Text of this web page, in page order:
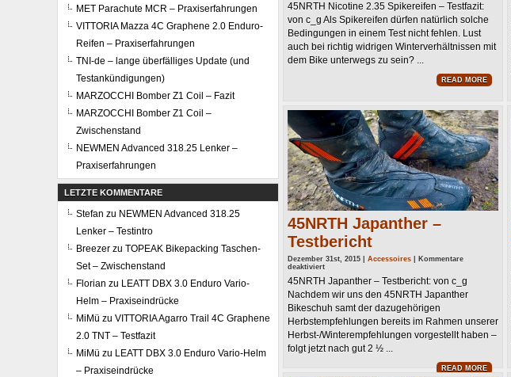
MET Parachute MCR – Praxiserfahrungen
VITTORIA Mazza 4C Graphene 2.0 Enduro-
Reifen – Praxiserfahrungen
TNI-de – lange überfälliges Update (und
Testankündigungen)
MARZOCCHI Bomber Z1 Coil – Fazit
MARZOCCHI Bomber Z1 Coil –
Zwischenstand
NEWMEN Advanced 318.25 Lenker –
Praxiserfahrungen
LETZTE KOMMENTARE
Stefan zu NEWMEN Advanced 318.25
Lenker – Testintro
Breezer zu TOPEAK Bikepacking Taschen-
Set – Zwischenstand
Florian zu LEATT DBX 3.0 Enduro Vario-
Helm – Praxiseindrücke
MiMü zu VITTORIA Agarro Trail 4C Graphene
2.0 TNT – Testfazit
MiMü zu LEATT DBX 3.0 Enduro Vario-Helm
– Praxiseindrücke
45NRTH Nicotine 2.35 Spikereifen – Testfazit:
von c_g Als Spikereifen dürfen natürlich solche
Bedingungen in einem Test nicht fehlen. Lust
auch bei richtig widrigen Winterverhältnissen mit
dem Bike unterwegs zu sein? ...
READ MORE
45NRTH Japanther –
Testbericht
Dezember 31st, 2015 | Accessoires
Kommentare
deaktiviertfür
Japanther
Testbericht
45NRTH Japanther – Testbericht: von c_g
Nachdem wir uns den 45NRTH Japanther
Bikeschuh samt der dazugehörigen
Herbstempfehlungen bereits im Rahmen unserer
Herbst-/Winterempfehlungen vorgestellt haben –
folgt jetzt nach gut 2 ½ ...
READ MORE